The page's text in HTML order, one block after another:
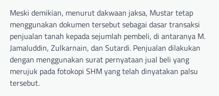
Meski demikian, menurut dakwaan jaksa, Mustar tetap
menggunakan dokumen tersebut sebagai dasar transaksi
penjualan tanah kepada sejumlah pembeli, di antaranya M.
Jamaluddin, Zulkarnain, dan Sutardi. Penjualan dilakukan
dengan menggunakan surat pernyataan jual beli yang
merujuk pada fotokopi SHM yang telah dinyatakan palsu
tersebut.